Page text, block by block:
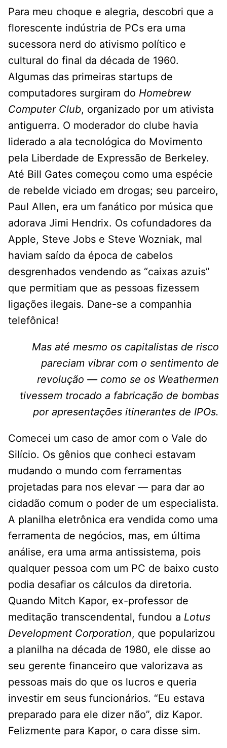
Para meu choque e alegria, descobri que a
florescente indústria de PCs era uma
sucessora nerd do ativismo político e
cultural do final da década de 1960.
Algumas das primeiras startups de
computadores surgiram do Homebrew
Computer Club, organizado por um ativista
antiguerra. O moderador do clube havia
liderado a ala tecnológica do Movimento
pela Liberdade de Expressão de Berkeley.
Até Bill Gates começou como uma espécie
de rebelde viciado em drogas; seu parceiro,
Paul Allen, era um fanático por música que
adorava Jimi Hendrix. Os cofundadores da
Apple, Steve Jobs e Steve Wozniak, mal
haviam saído da época de cabelos
desgrenhados vendendo as “caixas azuis”
que permitiam que as pessoas fizessem
ligações ilegais. Dane-se a companhia
telefônica!
Mas até mesmo os capitalistas de risco
pareciam vibrar com o sentimento de
revolução — como se os Weathermen
tivessem trocado a fabricação de bombas
por apresentações itinerantes de IPOs.
Comecei um caso de amor com o Vale do
Silício. Os gênios que conheci estavam
mudando o mundo com ferramentas
projetadas para nos elevar — para dar ao
cidadão comum o poder de um especialista.
A planilha eletrônica era vendida como uma
ferramenta de negócios, mas, em última
análise, era uma arma antissistema, pois
qualquer pessoa com um PC de baixo custo
podia desafiar os cálculos da diretoria.
Quando Mitch Kapor, ex-professor de
meditação transcendental, fundou a Lotus
Development Corporation, que popularizou
a planilha na década de 1980, ele disse ao
seu gerente financeiro que valorizava as
pessoas mais do que os lucros e queria
investir em seus funcionários. “Eu estava
preparado para ele dizer não”, diz Kapor.
Felizmente para Kapor, o cara disse sim.